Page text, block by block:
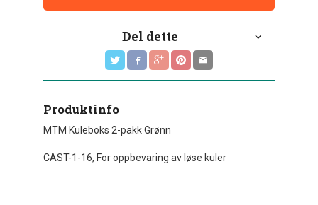
Del dette
Produktinfo
MTM Kuleboks 2-pakk Grønn
CAST-1-16, For oppbevaring av løse kuler